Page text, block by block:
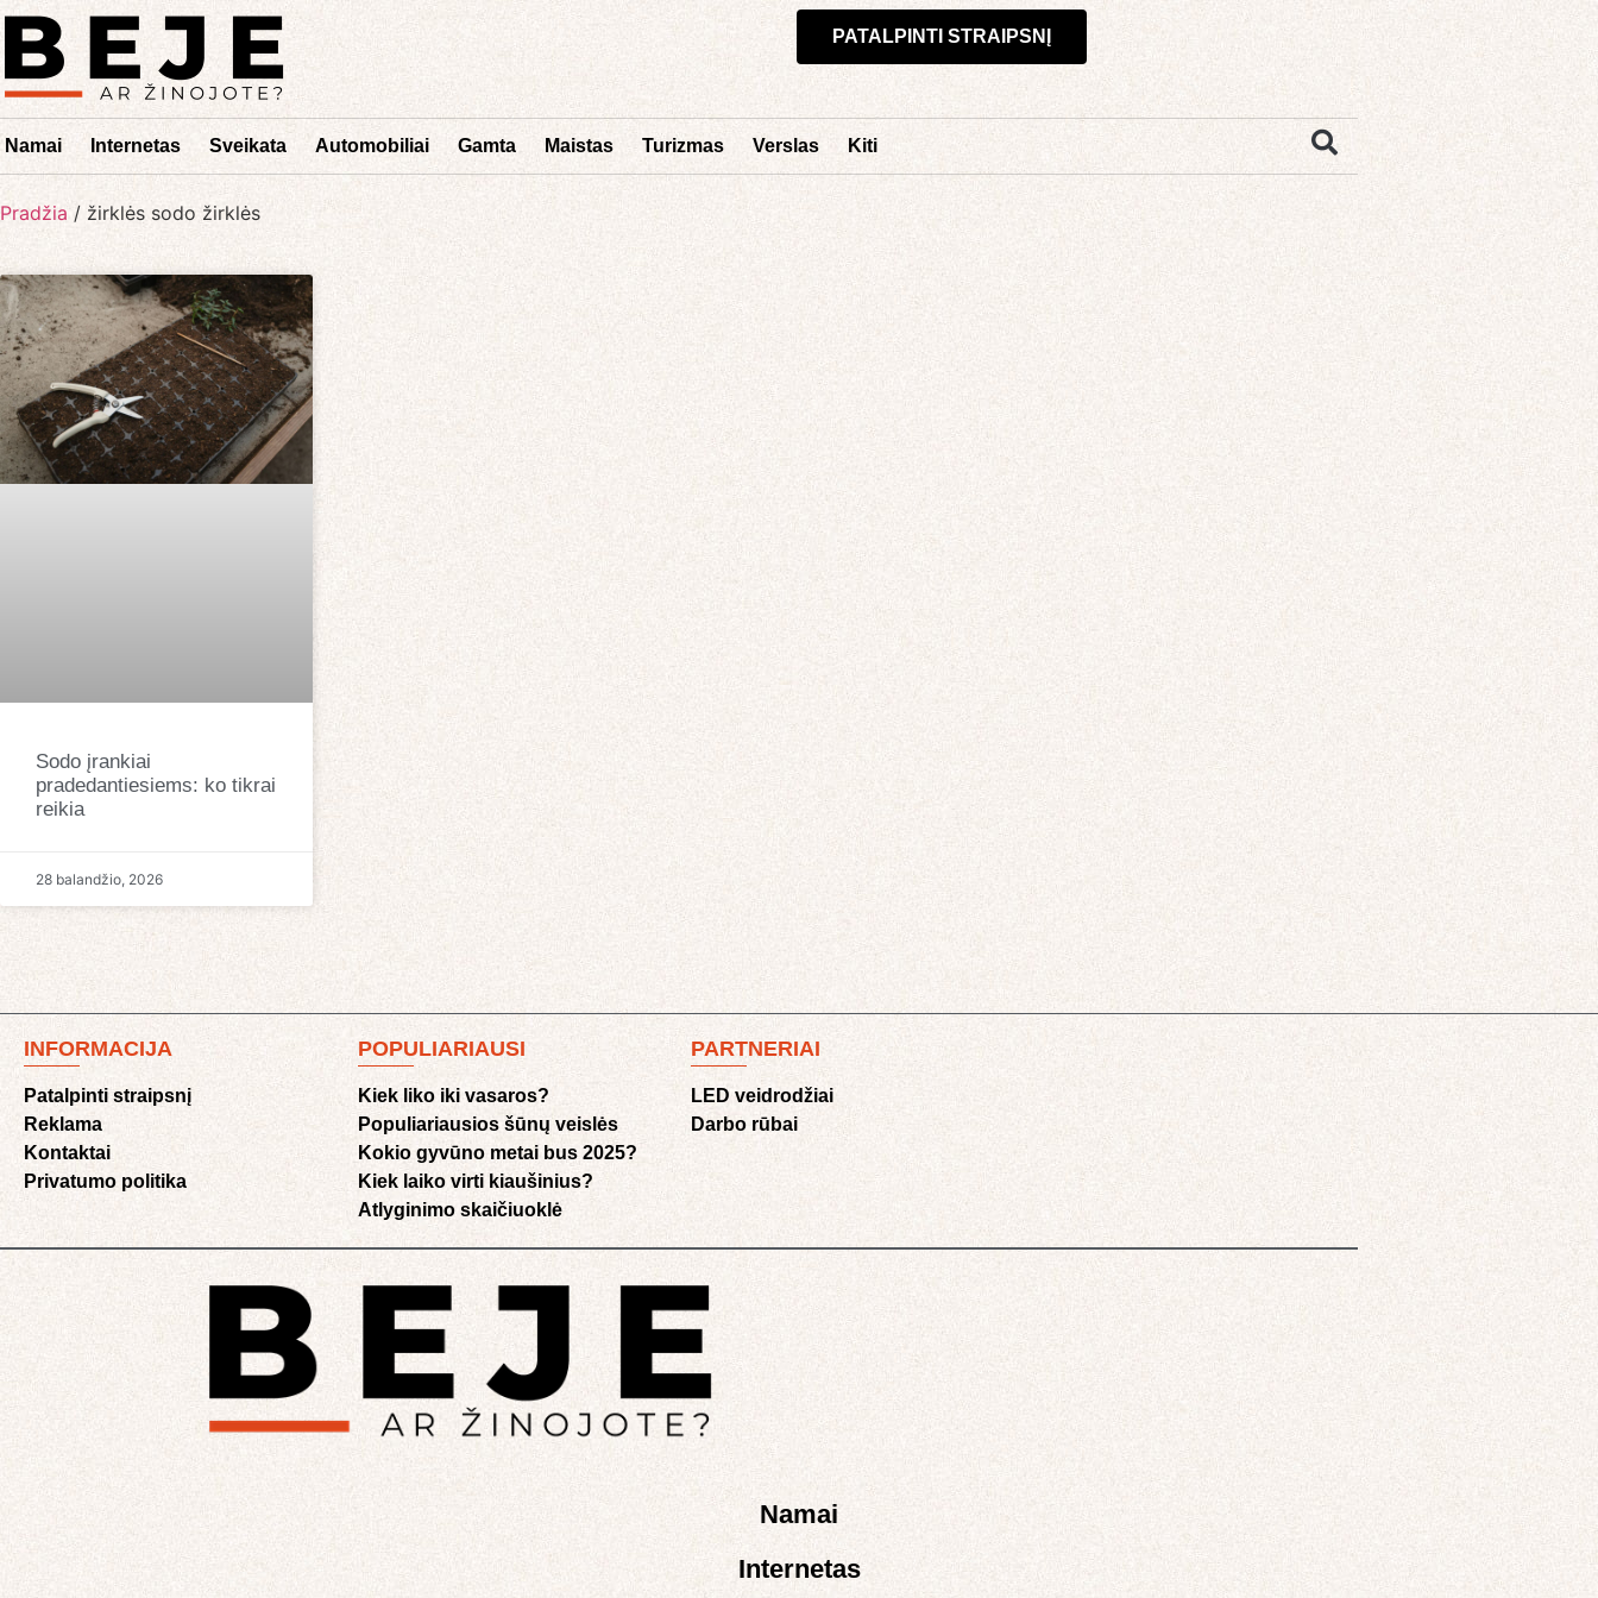
PATALPINTI STRAIPSNĮ
Namai Internetas Sveikata Automobiliai Gamta Maistas Turizmas Verslas Kiti
Pradžia / žirklės sodo žirklės
Sodo įrankiai
pradedantiesiems: ko tikrai
reikia
28 balandžio, 2026
INFORMACIJA
Patalpinti straipsnį
Reklama
Kontaktai
Privatumo politika
POPULIARIAUSI
Kiek liko iki vasaros?
Populiariausios šūnų veislės
Kokio gyvūno metai bus 2025?
Kiek laiko virti kiaušinius?
Atlyginimo skaičiuoklė​
PARTNERIAI
LED veidrodžiai
Darbo rūbai
Namai
Internetas